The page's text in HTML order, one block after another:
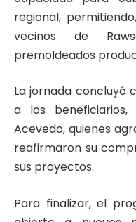
regional,
vecinos de
premoldeados
La jornada concluyó
a los
Acevedo, quienes
reafirmaron su
sus proyectos.
Para finalizar, el